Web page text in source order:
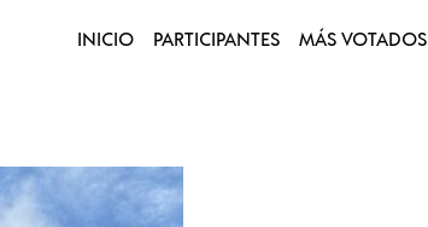
INICIO PARTICIPANTES MÁS VOTADOS